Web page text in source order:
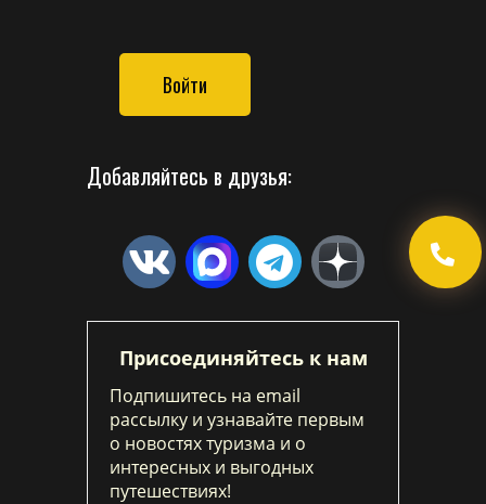
Войти
Добавляйтесь в друзья:
Присоединяйтесь к нам
Подпишитесь на email
рассылку и узнавайте первым
о новостях туризма и о
интересных и выгодных
путешествиях!